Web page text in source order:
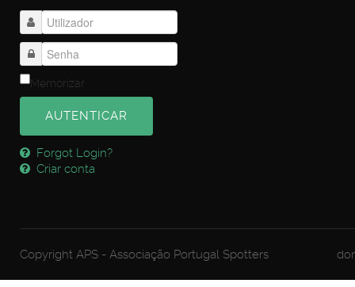
Memorizar
AUTENTICAR
Forgot Login?
Criar conta
Copyright APS - Associação Portugal Spotters